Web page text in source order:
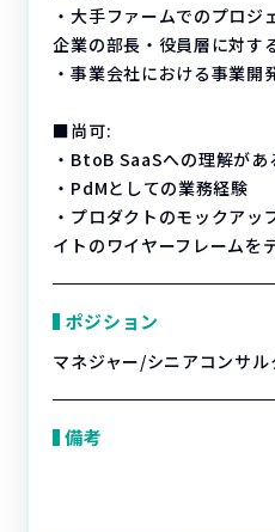
・大手ファームでのプロジ
企業の部長・役員層に対す
・事業会社における事業開
■尚可:
・BtoB SaaSへの理解があ
・PdMとしての業務経験
・プロダクトのモックア
イトのワイヤーフレームを
ポジション
マネジャー/シニアコンサル
備考